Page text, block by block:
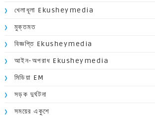
খেলাধূলা Ekusheymedia
মুক্তমত
বিজ্ঞপ্তি Ekusheymedia
আইন-অপরাধ Ekusheymedia
মিডিয়া EM
সড়ক দুর্ঘটনা
সময়ের একুশে